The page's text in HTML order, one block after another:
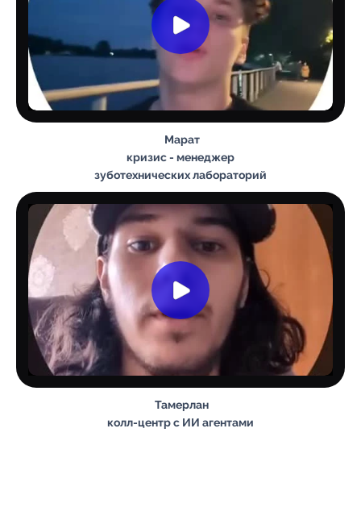
Марат
кризис - менеджер
зуботехнических лабораторий
Тамерлан
колл-центр с ИИ агентами